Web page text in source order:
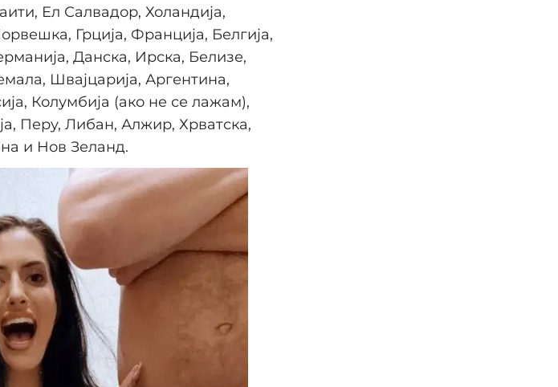
Ел Салвадор, Холандија,
Грција, Франција, Белгија,
Данска, Ирска, Белизе,
Швајцарија, Аргентина,
Колумбија (ако не се лажам),
Перу, Либан, Алжир, Хрватска,
и Нов Зеланд.